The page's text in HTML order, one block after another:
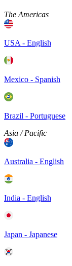
The Americas
USA - English
Mexico - Spanish
Brazil - Portuguese
Asia / Pacific
Australia - English
India - English
Japan - Japanese